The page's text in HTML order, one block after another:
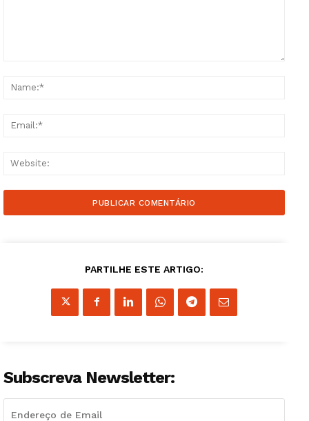
PARTILHE ESTE ARTIGO:
Subscreva Newsletter: